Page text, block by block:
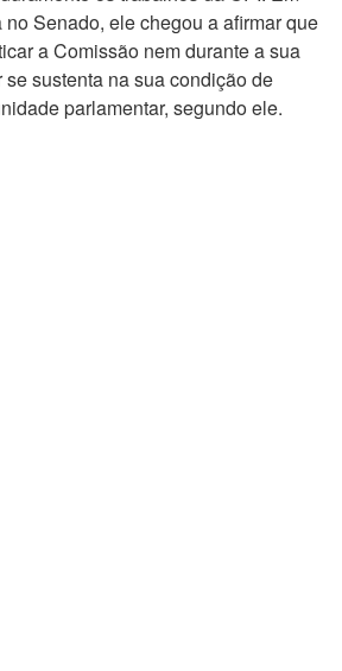
Senado, ele chegou a afirmar que
a Comissão nem durante a sua
sustenta na sua condição de
parlamentar, segundo ele.